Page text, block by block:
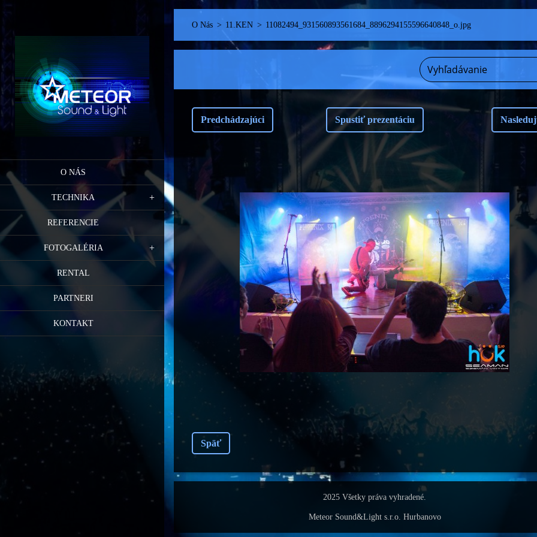
O NÁS
TECHNIKA
REFERENCIE
FOTOGALÉRIA
RENTAL
PARTNERI
KONTAKT
O Nás > 11.KEN > 11082494_931560893561684_8896294155596640848_o.jpg
Predchádzajúci Spustiť prezentáciu
Späť
2025 Všetky práva vyhradené.
Meteor Sound&Light s.r.o. Hurbanovo